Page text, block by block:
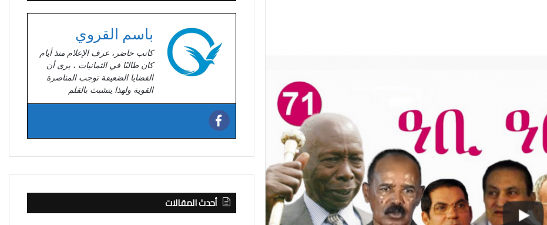
باسم القروي
كاتب حاضر، عرف الإعلام منذ أيام
كان طالبًا في الثمانيات ، يرى أن
القضايا الضعيفة توجب المناصرة
القوية ولهذا يتشبث بالقلم
أحدث المقالات